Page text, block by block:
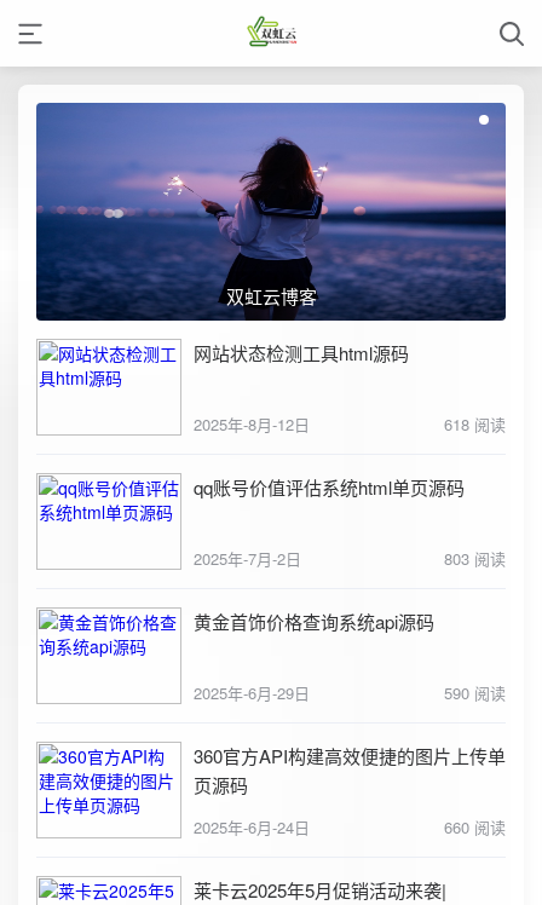
双虹云博客
网站状态检测工具html源码
2025年-8月-12日 618 阅读
qq账号价值评估系统html单页源码
2025年-7月-2日 803 阅读
黄金首饰价格查询系统api源码
2025年-6月-29日 590 阅读
360官方API构建高效便捷的图片上传单
页源码
2025年-6月-24日 660 阅读
莱卡云2025年5月促销活动来袭|